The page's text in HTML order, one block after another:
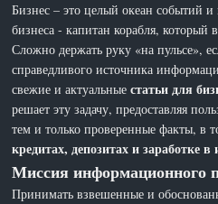
Бизнес – это целый океан событий
бизнеса - капитан корабля, который
Сложно держать руку «на пульсе»,
справедливого источника
свежие и актуальныестатьи для
решает эту задачу, предоставляя
тем и только проверенные факты, в
кредитах, депозитах и заработке в
Миссия информационного
Принимать взвешенные и